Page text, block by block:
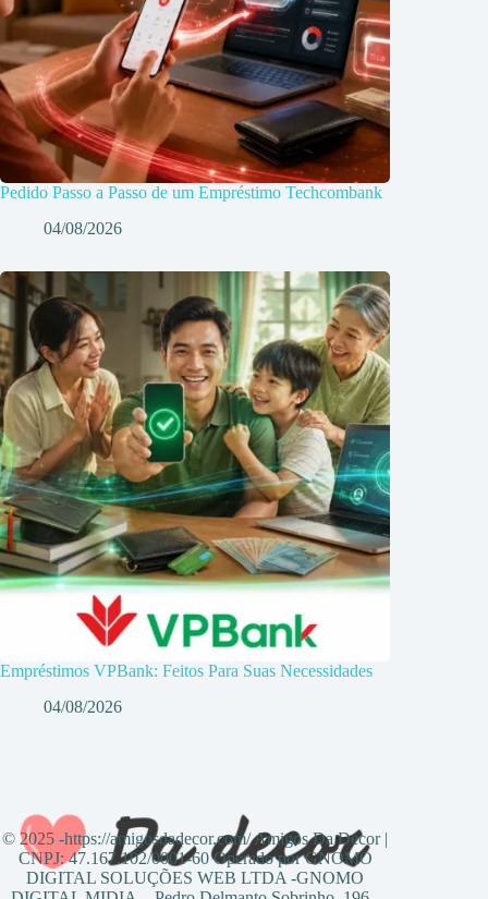
Pedido Passo a Passo de um Empréstimo Techcombank
04/08/2026
Empréstimos VPBank: Feitos Para Suas Necessidades
04/08/2026
© 2025 -https://amigosdadecor.com/ Amigos Da Decor |
CNPJ: 47.167.102/0001-60 Operado por GNOMO
DIGITAL SOLUÇÕES WEB LTDA -GNOMO